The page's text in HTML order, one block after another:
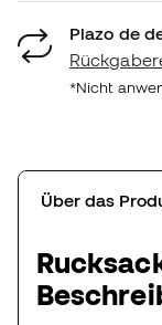
Plazo de
*Nicht
Über das